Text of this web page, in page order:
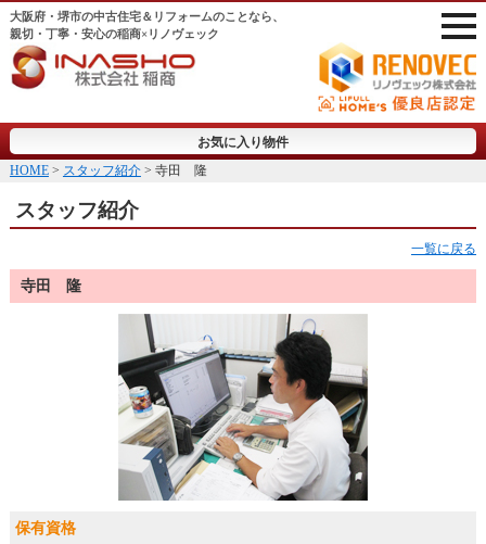
大阪府・堺市の中古住宅＆リフォームのことなら、
親切・丁寧・安心の稲商×リノヴェック
お気に入り物件
HOME> スタッフ紹介> 寺田 隆
スタッフ紹介
一覧に戻る
寺田 隆
保有資格